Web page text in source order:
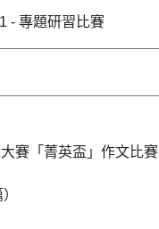
- 專題研習比賽
賽「菁英盃」作文比賽